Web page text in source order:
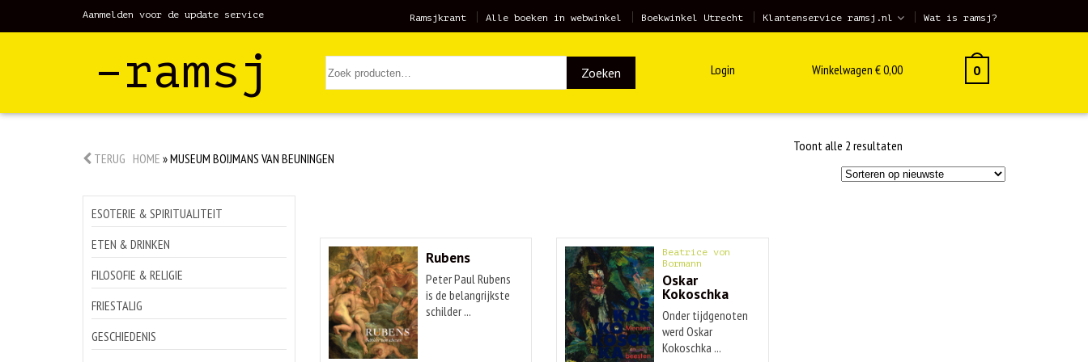
Aanmelden voor de update service Ramsjkrant Alle boeken in webwinkel Boekwinkel Utrecht Klantenservice ramsj.nl Wat is ramsj?
–ramsj Zoeken Login Winkelwagen €0,00 0
TERUG HOME »MUSEUM BOIJMANS VAN BEUNINGEN
Toont alle 2 resultatenGesorteerd
nieuwste
ESOTERIE & SPIRITUALITEIT
ETEN & DRINKEN
FILOSOFIE & RELIGIE
FRIESTALIG
GESCHIEDENIS
Rubens
Peter Paul Rubens
is de belangrijkste
schilder ...
Beatrice von
Bormann
Oskar
Kokoschka
Onder tijdgenoten
werd Oskar
Kokoschka ...